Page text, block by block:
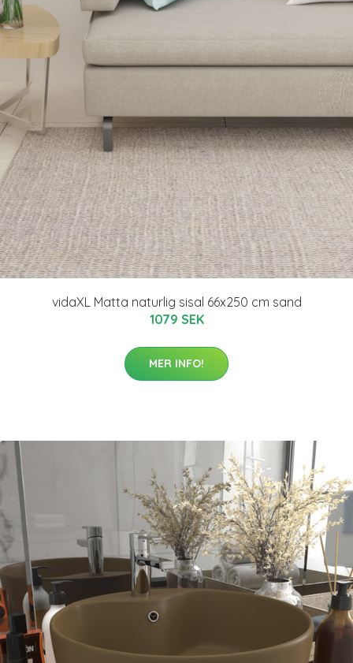
vidaXL Matta naturlig sisal 66x250 cm sand
1079 SEK
MER INFO!